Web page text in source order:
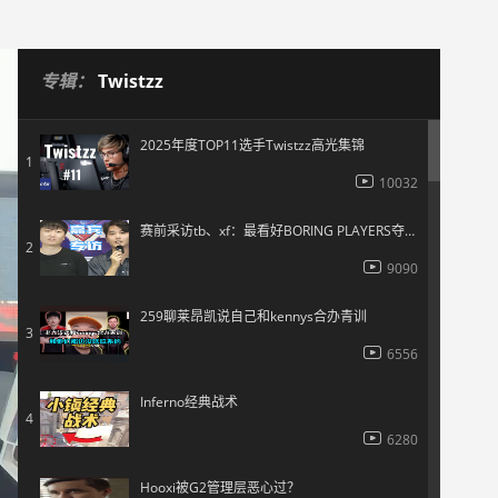
专辑： Twistzz
1
2025年度TOP11选手Twistzz高光集锦
10032
2
赛前采访tb、xf：最看好BORING PLAYERS夺冠 另外AI个人实力很强
9090
3
259聊莱昂凯说自己和kennys合办青训
6556
4
Inferno经典战术
6280
Hooxi被G2管理层恶心过？